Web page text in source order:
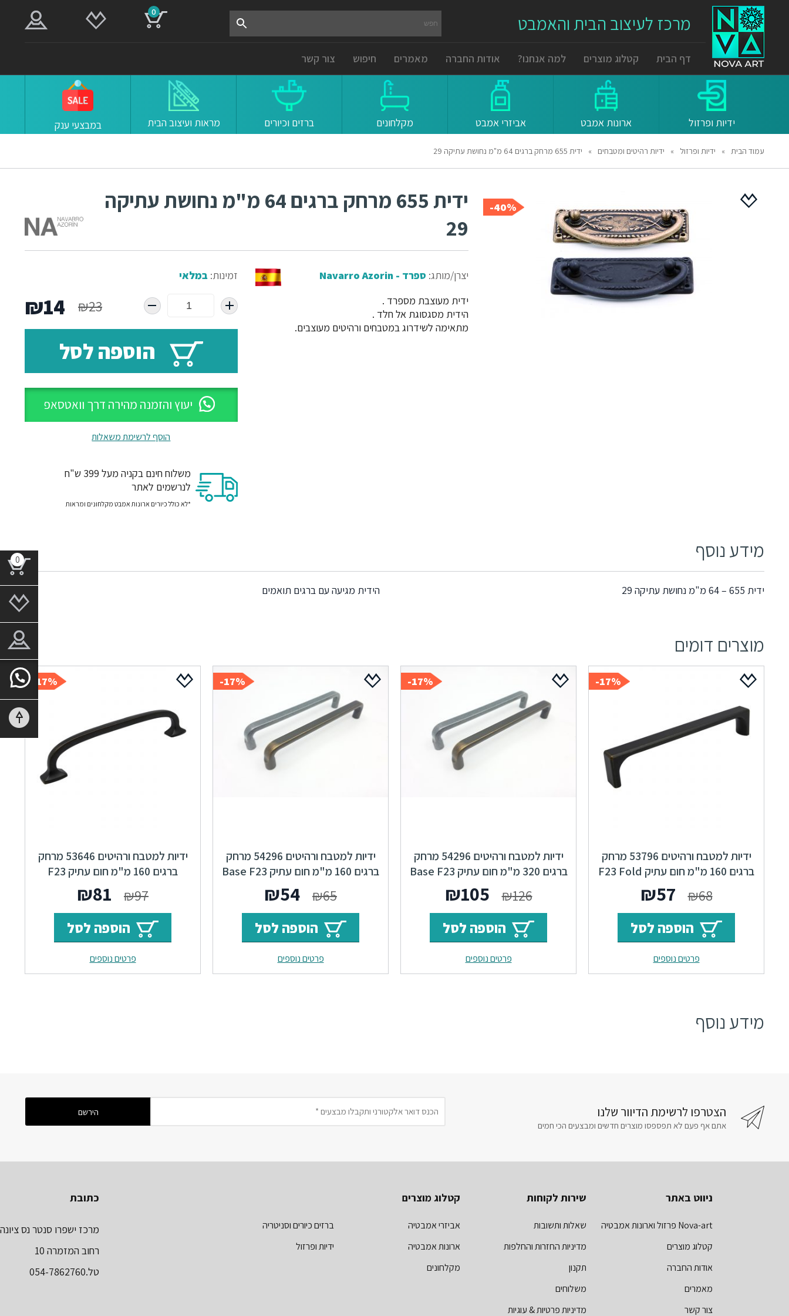
מרכז לעיצוב הבית והאמבט 0
דף הבית קטלוג מוצרים למה אנחנו? אודות החברה מאמרים חיפוש צור קשר
ידיות ופרזול ארונות אמבט אביזרי אמבט מקלחונים ברזים וכיורים מראות ועיצוב הבית במבצעי ענק
עמוד הבית » ידיות ופרזול » ידיות רהיטים ומטבחים » ידית 655 מרחק ברגים 64 מ"מ נחושת עתיקה 29
40%-
ידית 655 מרחק ברגים 64 מ"מ נחושת עתיקה
29
יצרן/מותג: ספרד - Navarro Azorin
ידית מעוצבת מספרד .
הידית מסגסוגת אל חלד .
מתאימה לשידרוג במטבחים ורהיטים מעוצבים.
זמינות:במלאי
₪23
המחיר
המקורי
היה:
₪23.
₪14
הוספה לסל
יעוץ והזמנה מהירה דרך וואטסאפ
הוסף לרשימת משאלות
משלוח חינם בקניה מעל 399 ש"ח
לנרשמים לאתר
*לא כולל כיורים ארונות אמבט מקלחונים ומראות
מידע נוסף
ידית 655 – 64 מ"מ נחושת עתיקה 29 הידית מגיעה עם ברגים תואמים
מוצרים דומים
17%-
ידיות למטבח ורהיטים 53796 מרחק
ברגים 160 מ"מ חום עתיק F23 Fold
₪68
המחיר
המקורי
היה:
₪68.
₪57
הנוכחי
הוא:
₪57.
הוספה לסל
פרטים נוספים
17%-
ידיות למטבח ורהיטים 54296 מרחק
ברגים 320 מ"מ חום עתיק Base F23
₪126
המחיר
המקורי
היה:
₪126.
₪105
הנוכחי
הוא:
₪105.
הוספה לסל
פרטים נוספים
17%-
ידיות למטבח ורהיטים 54296 מרחק
ברגים 160 מ"מ חום עתיק Base F23
₪65
המחיר
המקורי
היה:
₪65.
₪54
הנוכחי
הוא:
₪54.
הוספה לסל
פרטים נוספים
17%-
ידיות למטבח ורהיטים 53646 מרחק
ברגים 160 מ"מ חום עתיק F23
Classic₪97
המחיר
המקורי
היה:
₪97.
₪81
הנוכחי
הוא:
₪81.
הוספה לסל
פרטים נוספים
מידע נוסף
הצטרפו לרשימת הדיוור שלנו
אתם אף פעם לא תפספסו מוצרים חדשים ומבצעים הכי חמים
ניווט באתר
Nova-art פרזול וארונות אמבטיה
קטלוג מוצרים
אודות החברה
מאמרים
צור קשר
שירות לקוחות
שאלות ותשובות
מדיניות החזרות והחלפות
תקנון
משלוחים
מדיניות פרטיות & עוגיות
קטלוג מוצרים
אביזרי אמבטיה
ארונות אמבטיה
מקלחונים
ברזים כיורים וסניטריה
ידיות ופרזול
כתובת
מרכז ישפרו סנטר נס ציונה
רחוב המזמרה 10
טל.054-7862760
0